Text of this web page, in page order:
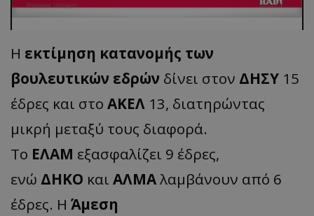
Η εκτίμηση κατανομής των
βουλευτικών εδρών δίνει στον ΔΗΣΥ 15
έδρες και στο ΑΚΕΛ 13, διατηρώντας
μικρή μεταξύ τους διαφορά.
Το ΕΛΑΜ εξασφαλίζει 9 έδρες,
ενώ ΔΗΚΟ και ΑΛΜΑλαμβάνουν από 6
έδρες. Η Άμεση